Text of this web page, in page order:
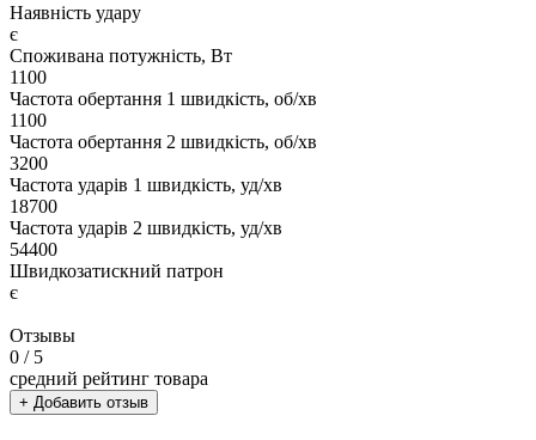
Наявність удару
є
Споживана потужність, Вт
1100
Частота обертання 1 швидкість, об/хв
1100
Частота обертання 2 швидкість, об/хв
3200
Частота ударів 1 швидкість, уд/хв
18700
Частота ударів 2 швидкість, уд/хв
54400
Швидкозатискний патрон
є
Отзывы
0 / 5
средний рейтинг товара
+ Добавить отзыв